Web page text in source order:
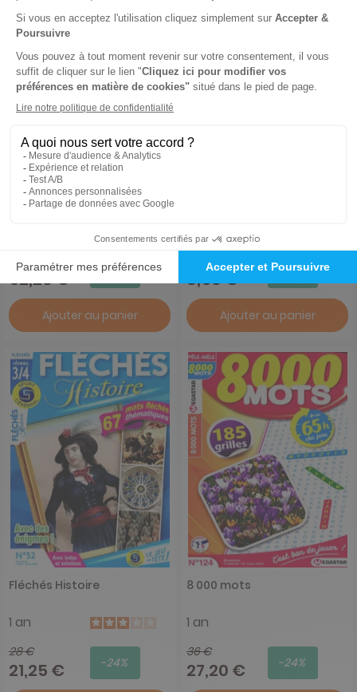
Croisés Super
72,60 €
52,28 € -28%
Ajouter au panier
1 an
11,60 €
8,50 € -27%
Ajouter au panier
Fléchés Histoire
1 an
28 €
21,25 € -24%
8 000 mots
1 an
36 €
27,20 € -24%